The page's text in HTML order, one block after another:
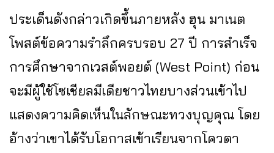
ประเด็นดังกล่าวเกิดขึ้นภายหลัง ฮุน มาเนต
โพสต์ข้อความรำลึกครบรอบ 27 ปี การสำเร็จ
การศึกษาจากเวสต์พอยต์ (West Point) ก่อน
จะมีผู้ใช้โซเชียลมีเดียชาวไทยบางส่วนเข้าไป
แสดงความคิดเห็นในลักษณะทวงบุญคุณ โดย
อ้างว่าเขาได้รับโอกาสเข้าเรียนจากโควตา